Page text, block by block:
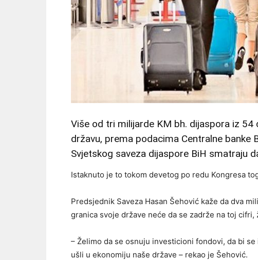
Više od tri milijarde KM bh. dijaspora iz
državu, prema podacima Centralne banke
Svjetskog saveza dijaspore BiH smatraju
Istaknuto je to tokom devetog po redu Kongresa
Predsjednik Saveza Hasan Šehović kaže da dva
granica svoje države neće da se zadrže na toj
– Želimo da se osnuju investicioni fondovi, da bi
ušli u ekonomiju naše države – rekao je Šehović.